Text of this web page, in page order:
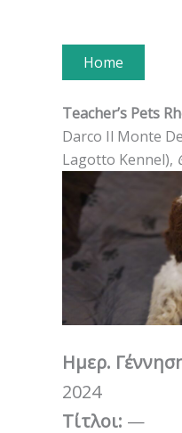
περιεχόμενοHome
Teacher’s Pets
Darco Il Monte
Lagotto Kennel),
Ημερ.
2024
Τίτλοι: —